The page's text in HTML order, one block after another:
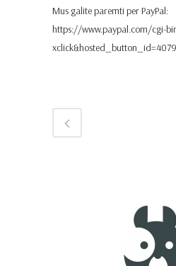
Mus galite paremti per PayPal:
https://www.paypal.com/cgi-